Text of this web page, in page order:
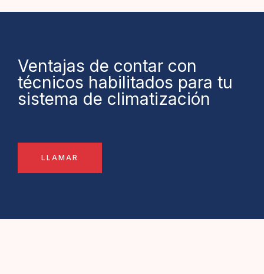
Ventajas de contar con
técnicos habilitados para tu
sistema de climatización
LLAMAR